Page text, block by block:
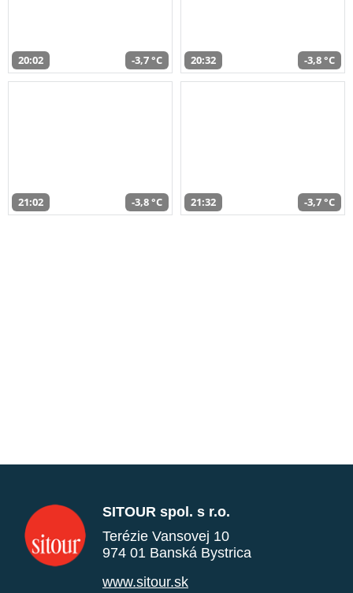
20:02 -3,7 °C 20:32 -3,8 °C
21:02 -3,8 °C 21:32 -3,7 °C
SITOUR spol. s r.o.
Terézie Vansovej 10
974 01 Banská Bystrica
www.sitour.sk